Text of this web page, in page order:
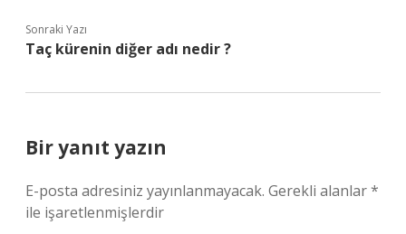
Sonraki Yazı
Taç kürenin diğer adı nedir ?
Bir yanıt yazın
E-posta adresiniz yayınlanmayacak. Gerekli alanlar*
ile işaretlenmişlerdir